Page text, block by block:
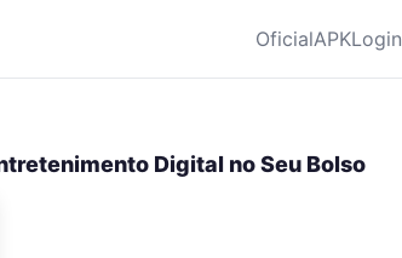
OficialAPKLogin
Digital no Seu Bolso